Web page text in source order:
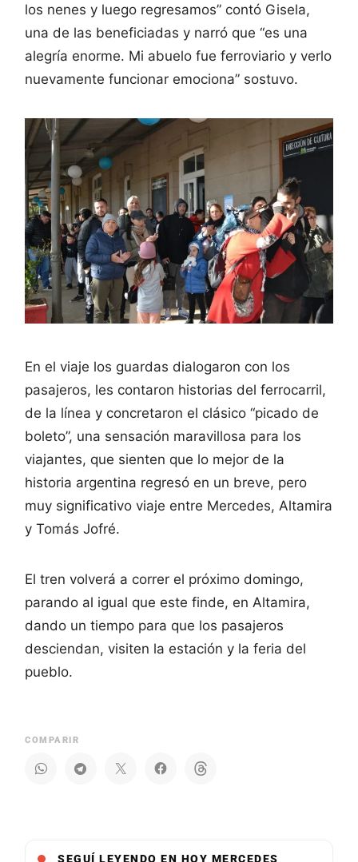
los nenes y luego regresamos” contó Gisela,
una de las beneficiadas y narró que “es una
alegría enorme. Mi abuelo fue ferroviario y verlo
nuevamente funcionar emociona” sostuvo.
En el viaje los guardas dialogaron con los
pasajeros, les contaron historias del ferrocarril,
de la línea y concretaron el clásico “picado de
boleto”, una sensación maravillosa para los
viajantes, que sienten que lo mejor de la
historia argentina regresó en un breve, pero
muy significativo viaje entre Mercedes, Altamira
y Tomás Jofré.
El tren volverá a correr el próximo domingo,
parando al igual que este finde, en Altamira,
dando un tiempo para que los pasajeros
desciendan, visiten la estación y la feria del
pueblo.
COMPARIR
SEGUÍ LEYENDO EN HOY MERCEDES